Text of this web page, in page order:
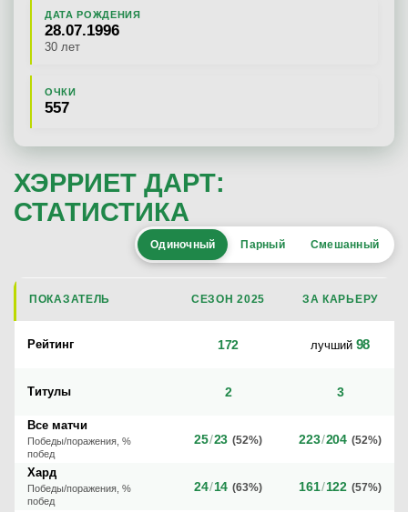
ДАТА РОЖДЕНИЯ
28.07.1996
30 лет
ОЧКИ
557
ХЭРРИЕТ ДАРТ:
СТАТИСТИКА
Одиночный Парный Смешанный
ПОКАЗАТЕЛЬ СЕЗОН 2025 ЗА КАРЬЕРУ
Рейтинг 172 лучший 98
Титулы 2 3
Все матчи
Победы/поражения, %
побед
25/23 (52%) 223/204 (52%)
Хард
Победы/поражения, %
побед
24/14 (63%) 161/122 (57%)